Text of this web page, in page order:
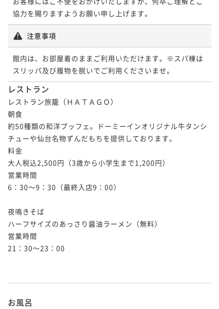
協力を賜りますようお願い申し上げます。
注意事項
館内は、お部屋着のままご利用いただけます。※スパ棟は
スリッパ及び履物を脱いでご利用くださいませ。
レストラン
レストラン旅籠（ＨＡＴＡＧＯ）
朝食
約50種類の和洋ブッフェ。ドーミーインオリジナル牛タンシ
チューや仙台名物ずんだもちを提供しております。
料金
大人税込2,500円（3歳から小学生まで1,200円）
営業時間
6：30～9：30（最終入店9：00）
夜鳴きそば
ハーフサイズのあっさり醤油ラーメン（無料）
営業時間
21：30～23：00
お風呂